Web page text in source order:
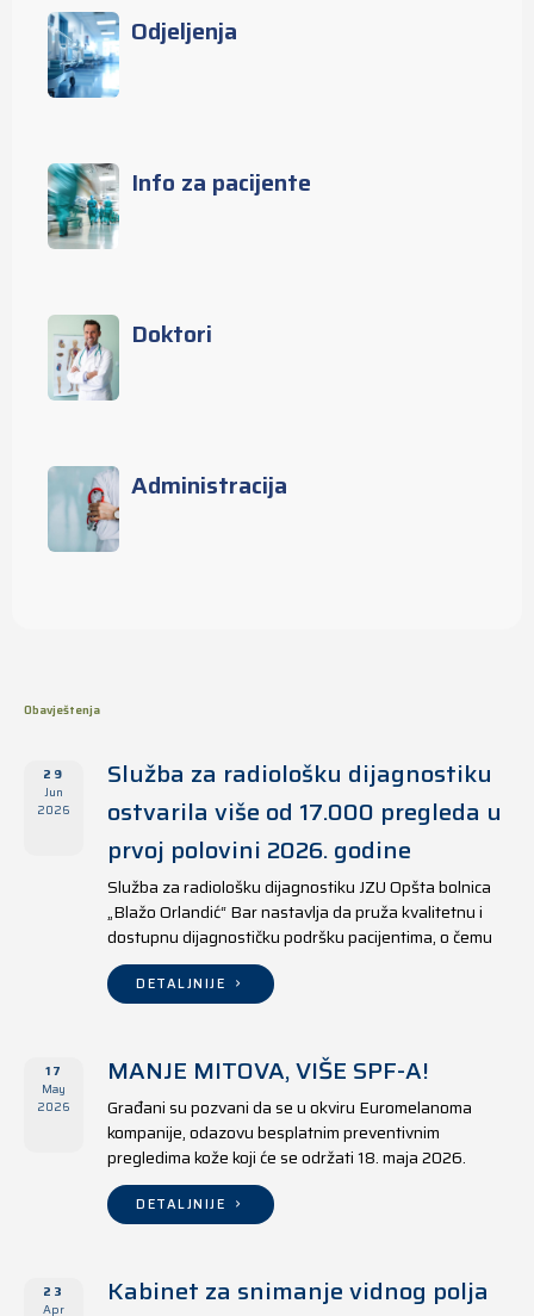
Odjeljenja
Info za pacijente
Doktori
Administracija
Obavještenja
29
Jun
2026
Služba za radiološku dijagnostiku
ostvarila više od 17.000 pregleda u
prvoj polovini 2026. godine
Služba za radiološku dijagnostiku JZU Opšta bolnica
„Blažo Orlandić“ Bar nastavlja da pruža kvalitetnu i
dostupnu dijagnostičku podršku pacijentima, o čemu
svjedoče i rezultati ostvareni u periodu od 1. januara
do 17. juna 2026. godine.
DETALJNIJE
17
May
2026
MANJE MITOVA, VIŠE SPF-A!
Građani su pozvani da se u okviru Euromelanoma
kompanije, odazovu besplatnim preventivnim
pregledima kože koji će se održati 18. maja 2026.
godine u jedanaest opština širom Crne Gore, kako u
državnim tako i u privatnim zdravstvenim ustanovama.
DETALJNIJE
23
Apr
Kabinet za snimanje vidnog polja